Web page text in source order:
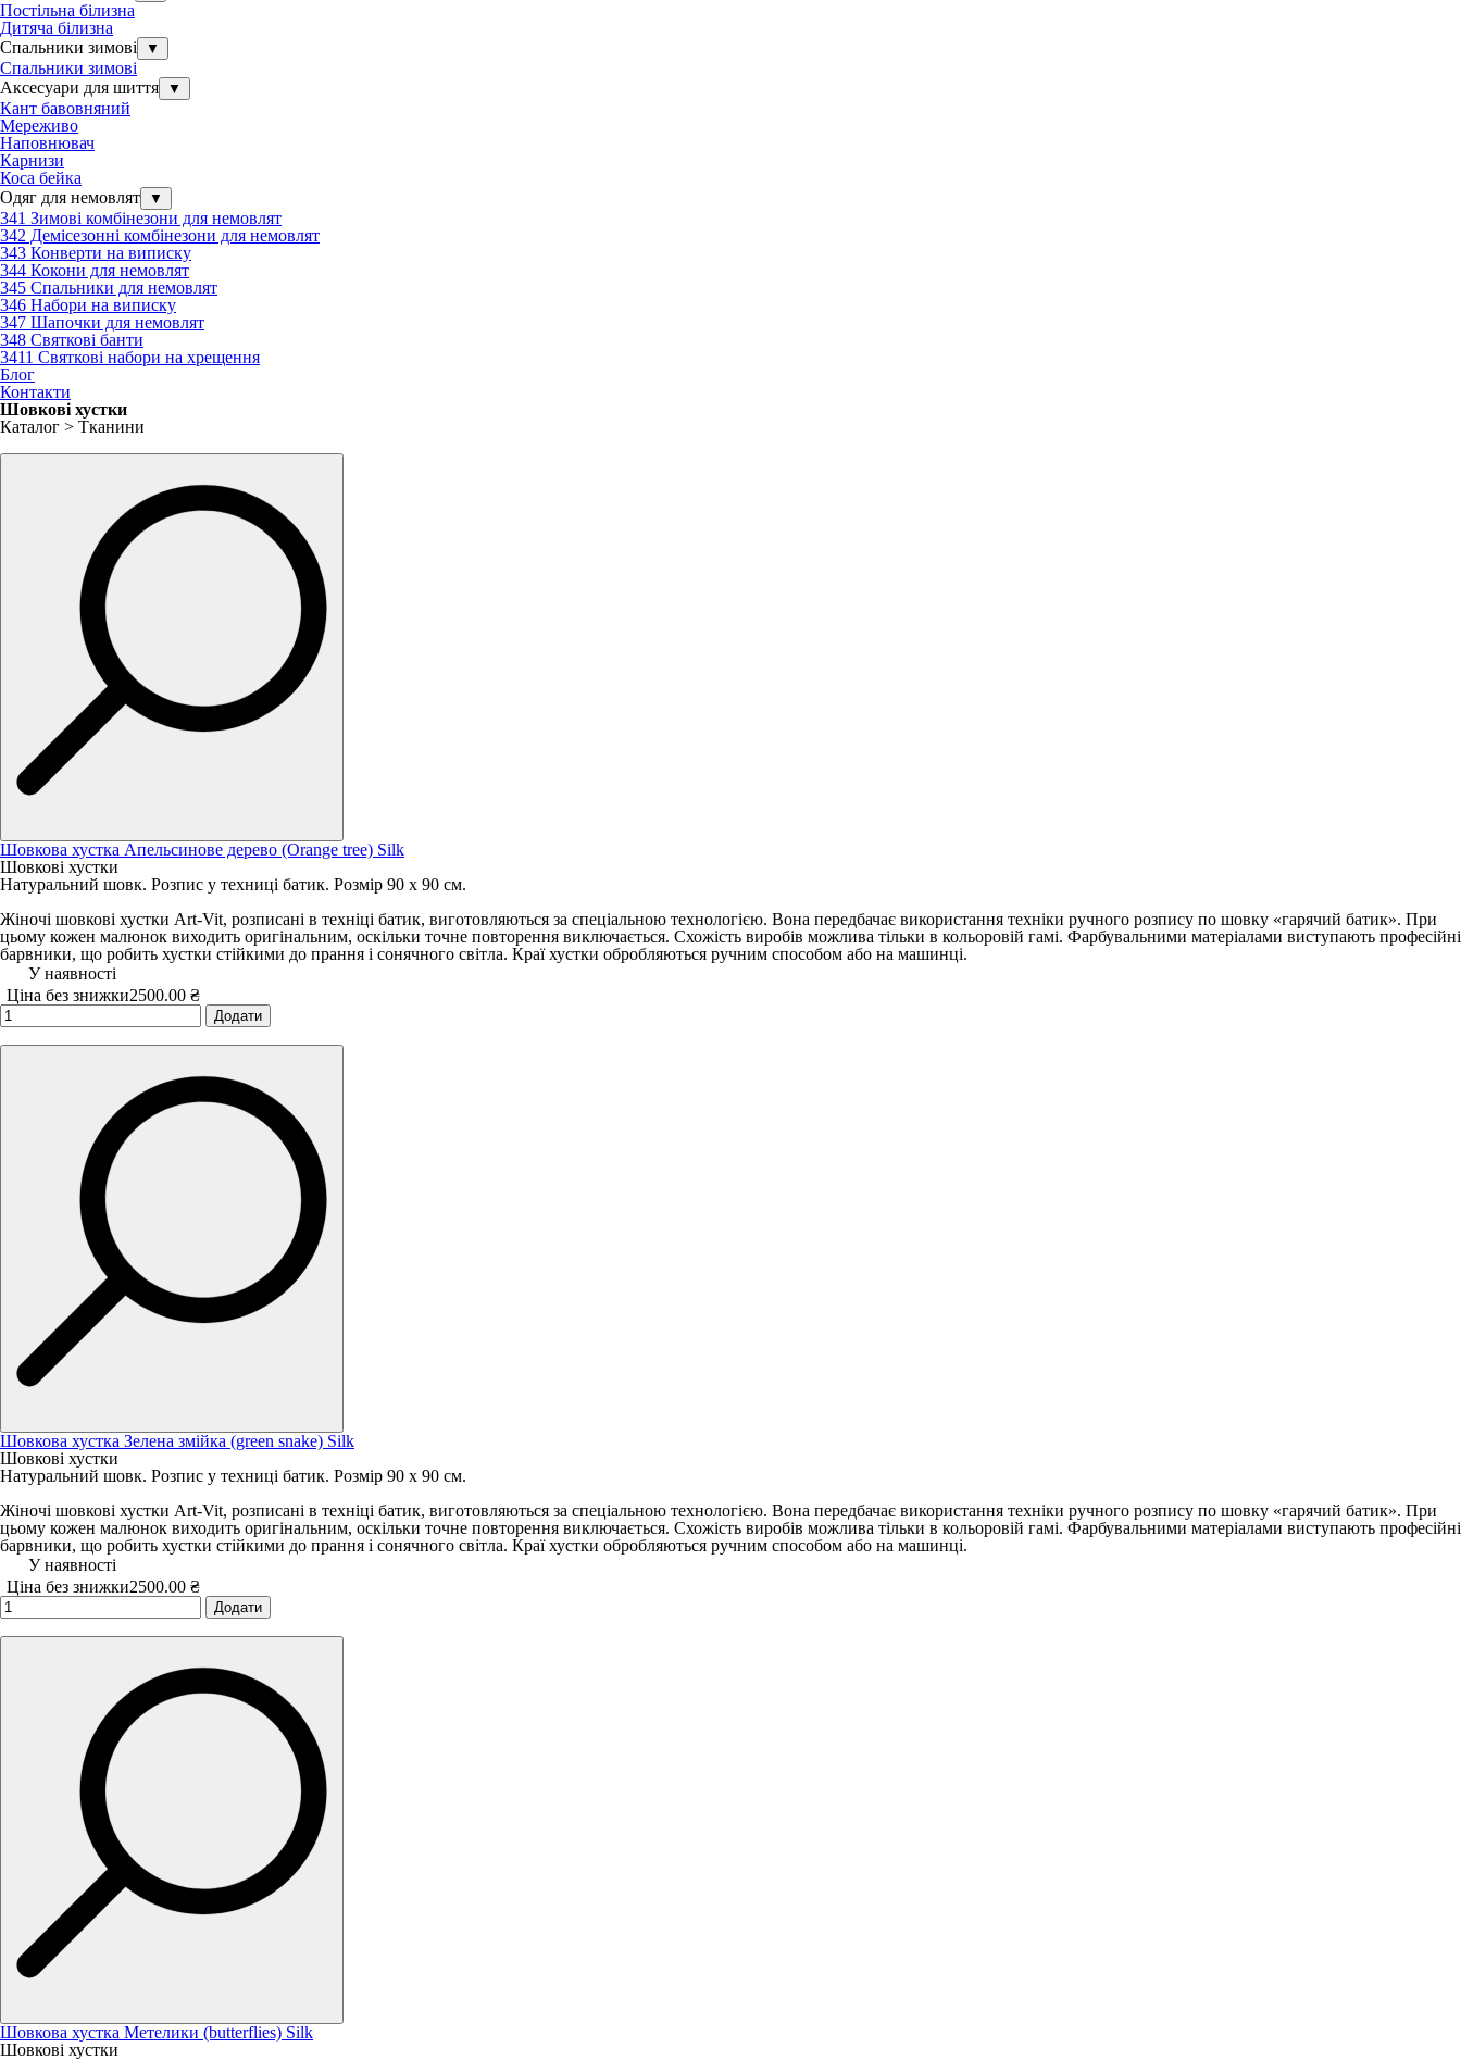
Постільна білизна
Дитяча білизна
Спальники зимові
▼
Спальники зимові
Аксесуари для шиття
▼
Кант бавовняний
Мереживо
Наповнювач
Карнизи
Коса бейка
Одяг для немовлят
▼
341 Зимові комбінезони для немовлят
342 Демісезонні комбінезони для немовлят
343 Конверти на виписку
344 Кокони для немовлят
345 Спальники для немовлят
346 Набори на виписку
347 Шапочки для немовлят
348 Святкові банти
3411 Святкові набори на хрещення
Блог
Контакти
Шовкові хустки
Каталог > Тканини
Шовкова хустка Апельсинове дерево (Orange tree) Silk
Шовкові хустки
Натуральний шовк. Розпис у техниці батик. Розмір 90 х 90 см.
Жіночі шовкові хустки Art-Vit, розписані в техніці батик, виготовляються за спеціальною технологією. Вона передбачає використання техніки ручного розпису по шовку «гарячий батик». При
цьому кожен малюнок виходить оригінальним, оскільки точне повторення виключається. Схожість виробів можлива тільки в кольоровій гамі. Фарбувальними матеріалами виступають професійні
барвники, що робить хустки стійкими до прання і сонячного світла. Краї хустки обробляються ручним способом або на машинці.
У наявності
Ціна без знижки2500.00 ₴
Додати
Шовкова хустка Зелена змійка (green snake) Silk
Шовкові хустки
Натуральний шовк. Розпис у техниці батик. Розмір 90 х 90 см.
Жіночі шовкові хустки Art-Vit, розписані в техніці батик, виготовляються за спеціальною технологією. Вона передбачає використання техніки ручного розпису по шовку «гарячий батик». При
цьому кожен малюнок виходить оригінальним, оскільки точне повторення виключається. Схожість виробів можлива тільки в кольоровій гамі. Фарбувальними матеріалами виступають професійні
барвники, що робить хустки стійкими до прання і сонячного світла. Краї хустки обробляються ручним способом або на машинці.
У наявності
Ціна без знижки2500.00 ₴
Додати
Шовкова хустка Метелики (butterflies) Silk
Шовкові хустки